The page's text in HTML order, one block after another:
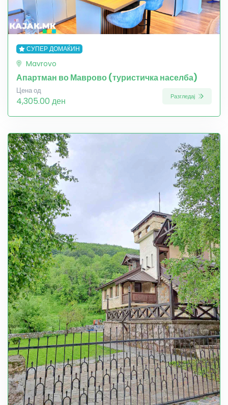
СУПЕР ДОМАЌИН
Mavrovo
Апартман во Маврово (туристичка населба)
Цена од
4,305.00 ден Разгледај